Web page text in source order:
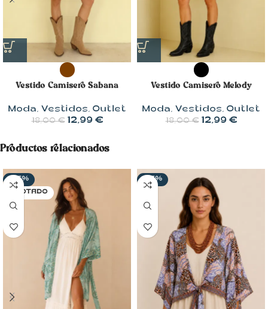
Vestido Camisero Sabana
Moda, Vestidos, Outlet
18,00€ 12,99 €
Vestido Camisero Melody
Moda, Vestidos, Outlet
18,00€ 12,99 €
Productos relacionados
-35%
AGOTADO
-55%